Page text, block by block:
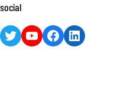
social
Twitter YouTube Facebook LinkedIn